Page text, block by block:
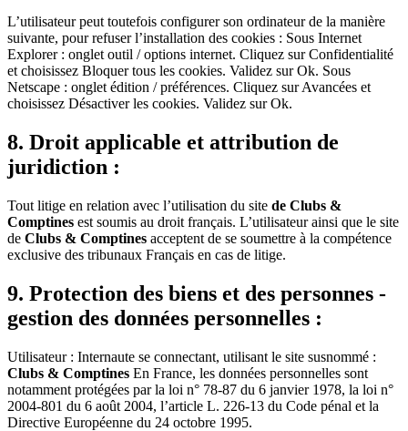
L’utilisateur peut toutefois configurer son ordinateur de la manière
suivante, pour refuser l’installation des cookies : Sous Internet
Explorer : onglet outil / options internet. Cliquez sur Confidentialité
et choisissez Bloquer tous les cookies. Validez sur Ok. Sous
Netscape : onglet édition / préférences. Cliquez sur Avancées et
choisissez Désactiver les cookies. Validez sur Ok.
8. Droit applicable et attribution de
juridiction :
Tout litige en relation avec l’utilisation du site de Clubs &
Comptines est soumis au droit français. L’utilisateur ainsi que le site
de Clubs & Comptines acceptent de se soumettre à la compétence
exclusive des tribunaux Français en cas de litige.
9. Protection des biens et des personnes -
gestion des données personnelles :
Utilisateur : Internaute se connectant, utilisant le site susnommé :
Clubs & Comptines En France, les données personnelles sont
notamment protégées par la loi n° 78-87 du 6 janvier 1978, la loi n°
2004-801 du 6 août 2004, l’article L. 226-13 du Code pénal et la
Directive Européenne du 24 octobre 1995.